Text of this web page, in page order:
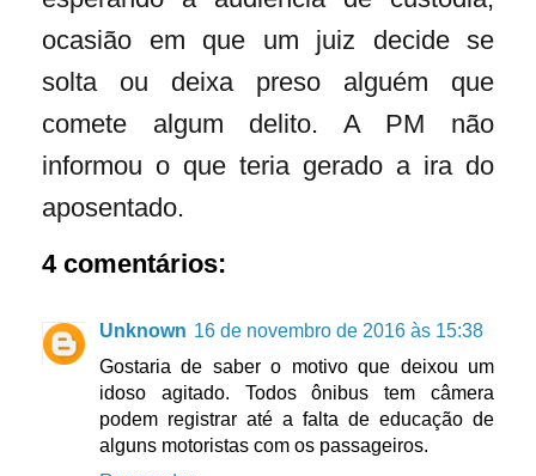
ocasião em que um juiz decide se
solta ou deixa preso alguém que
comete algum delito. A PM não
informou o que teria gerado a ira do
aposentado.
4 comentários:
Unknown 16 de novembro de 2016 às 15:38
Gostaria de saber o motivo que deixou um
idoso agitado. Todos ônibus tem câmera
podem registrar até a falta de educação de
alguns motoristas com os passageiros.